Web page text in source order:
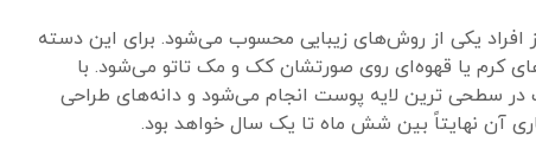
یکی از روش‌های زیبایی محسوب می‌شود. برای این دسته
کرم یا قهوه‌ای روی صورتشان کک و مک تاتو می‌شود. با
در سطحی ‌ترین لایه پوست انجام می‌شود و دانه‌‌های طراحی
آن نهایتاً بین شش ماه تا یک ‌سال خواهد بود.